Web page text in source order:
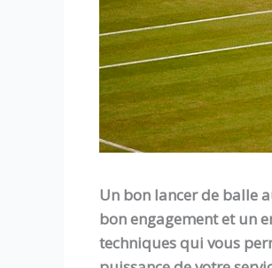
Un bon lancer de balle
bon engagement et un
techniques qui vous